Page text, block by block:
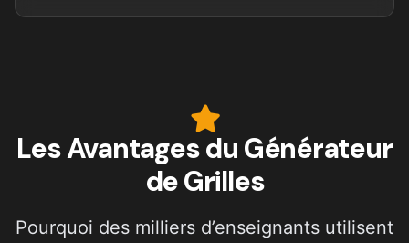
Les Avantages du Générateur
de Grilles
Pourquoi des milliers d’enseignants utilisent